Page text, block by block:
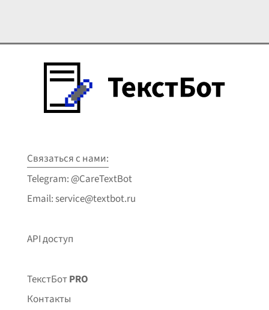
Связаться с нами:
Telegram: @CareTextBot
Email: service@textbot.ru
API доступ
ТекстБотPRO
Контакты